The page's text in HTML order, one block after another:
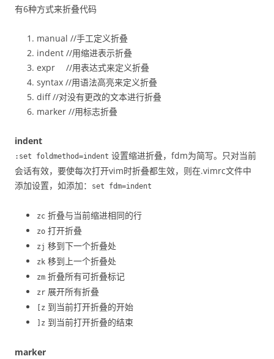
有6种方式来折叠代码
manual //手工定义折叠
indent //用缩进表示折叠
expr //用表达式来定义折叠
syntax //用语法高亮来定义折叠
diff //对没有更改的文本进行折叠
marker //用标志折叠
indent
:set foldmethod=indent 设置缩进折叠，fdm为简写。只对当前
会话有效，要使每次打开vim时折叠都生效，则在.vimrc文件中
添加设置，如添加：
set fdm=indent
zc 折叠与当前缩进相同的行
zo 打开折叠
zj 移到下一个折叠处
zk 移到上一个折叠处
zm 折叠所有可折叠标记
zr 展开所有折叠
[z 到当前打开折叠的开始
]z 到当前打开折叠的结束
marker